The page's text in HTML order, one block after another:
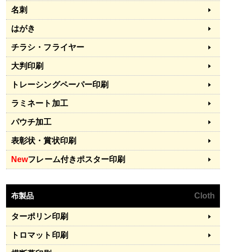
名刺
はがき
チラシ・フライヤー
大判印刷
トレーシングペーパー印刷
ラミネート加工
パウチ加工
表彰状・賞状印刷
Newフレーム付きポスター印刷
布製品 Cloth
ターポリン印刷
トロマット印刷